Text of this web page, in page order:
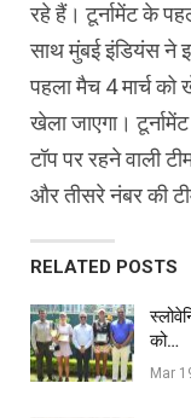
रहे हैं। टूर्नामेंट के
साथ मुंबई इंडियंस ने
पहला मैच 4 मार्च को
खेला जाएगा।
टॉप पर रहने वाली
और तीसरे नंबर की
RELATED POSTS
को…
Mar